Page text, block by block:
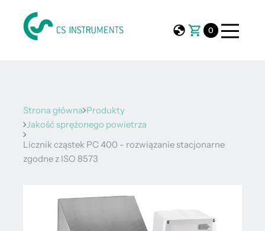
0
Strona główna Produkty
Jakość sprężonego powietrza
Licznik cząstek PC 400 - rozwiązanie stacjonarne
zgodne z ISO 8573